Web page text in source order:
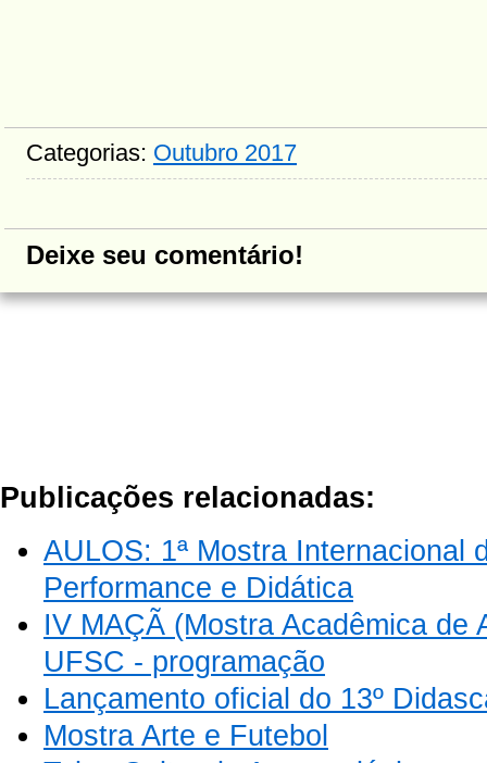
Categorias: Outubro 2017
Deixe seu comentário!
Publicações relacionadas:
AULOS: 1ª Mostra Internacional
Performance e Didática
IV MAÇÃ (Mostra Acadêmica de
UFSC - programação
Lançamento oficial do 13º
Mostra Arte e Futebol